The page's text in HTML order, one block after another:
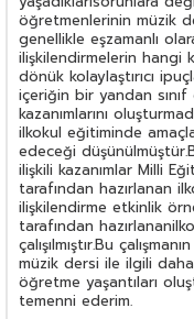
öğretmenlerinin müzik
genellikle eşzamanlı
ilişkilendirmelerin hangi
dönük kolaylaştırıcı
içeriğin bir yandan
kazanımlarını
ilkokul eğitiminde
edeceği
ilişkili kazanımlar Milli
tarafından hazırlanan
ilişkilendirme etkinlik
tarafından
çalışılmıştır.Bu
müzik dersi ile ilgili
öğretme yaşantıları
temenni ederim.